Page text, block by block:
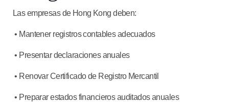
Las empresas de Hong Kong deben:
• Mantener registros contables adecuados
• Presentar declaraciones anuales
• Renovar Certificado de Registro Mercantil
• Preparar estados financieros auditados anuales